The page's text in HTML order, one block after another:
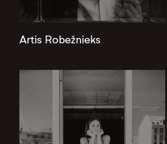
Artis Robežnieks